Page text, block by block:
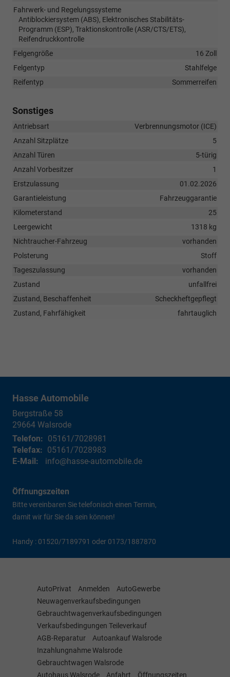
Fahrwerk- und Regelungssysteme
Antiblockiersystem (ABS), Elektronisches Stabilitäts-
Programm (ESP), Traktionskontrolle (ASR/CTS/ETS),
Reifendruckkontrolle
Felgengröße
16 Zoll
Felgentyp
Stahlfelge
Reifentyp
Sommerreifen
Sonstiges
Antriebsart
Verbrennungsmotor (ICE)
Anzahl Sitzplätze
5
Anzahl Türen
5-türig
Anzahl Vorbesitzer
1
Erstzulassung
01.02.2026
Garantieleistung
Fahrzeuggarantie
Kilometerstand
25
Leergewicht
1318 kg
Nichtraucher-Fahrzeug
vorhanden
Polsterung
Stoff
Tageszulassung
vorhanden
Zustand
unfallfrei
Zustand, Beschaffenheit
Scheckheftgepflegt
Zustand, Fahrfähigkeit
fahrtauglich
Hasse Automobile
Bergstraße 58
29664 Walsrode
Telefon: 05161/7028981
Telefax: 05161/7028983
E-Mail:
info@hasse-automobile.de
Öffnungszeiten
Bitte vereinbaren Sie telefonisch einen Termin,
damit wir für Sie da sein können!
Handy : 01520/7189791 oder 0173/1887870
AutoPrivat Anmelden
AutoGewerbe
Neuwagenverkaufsbedingungen
Gebrauchtwagenverkaufsbedingungen
Verkaufsbedingungen Teileverkauf
AGB-Reparatur
Autoankauf Walsrode
Inzahlungnahme Walsrode
Gebrauchtwagen Walsrode
Autohaus Walsrode
Anfahrt Öffnungszeiten